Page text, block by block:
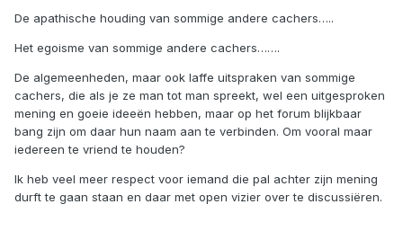
De apathische houding van sommige andere cachers…..
Het egoisme van sommige andere cachers…….
De algemeenheden, maar ook laffe uitspraken van sommige
cachers, die als je ze man tot man spreekt, wel een uitgesproken
mening en goeie ideeën hebben, maar op het forum blijkbaar
bang zijn om daar hun naam aan te verbinden. Om vooral maar
iedereen te vriend te houden?
Ik heb veel meer respect voor iemand die pal achter zijn mening
durft te gaan staan en daar met open vizier over te discussiëren.